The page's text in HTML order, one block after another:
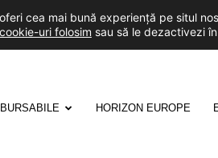
HORIZON EUROPE
cea mai bună experiență pe situl
uri folosim sau să le dezactivezi în